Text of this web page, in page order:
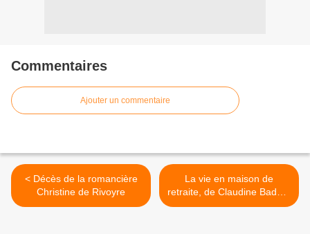
Commentaires
Ajouter un commentaire
< Décès de la romancière
Christine de Rivoyre
La vie en maison de
retraite, de Claudine Badey-
Rodriguez >